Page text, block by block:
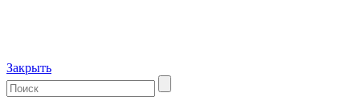
Закрыть